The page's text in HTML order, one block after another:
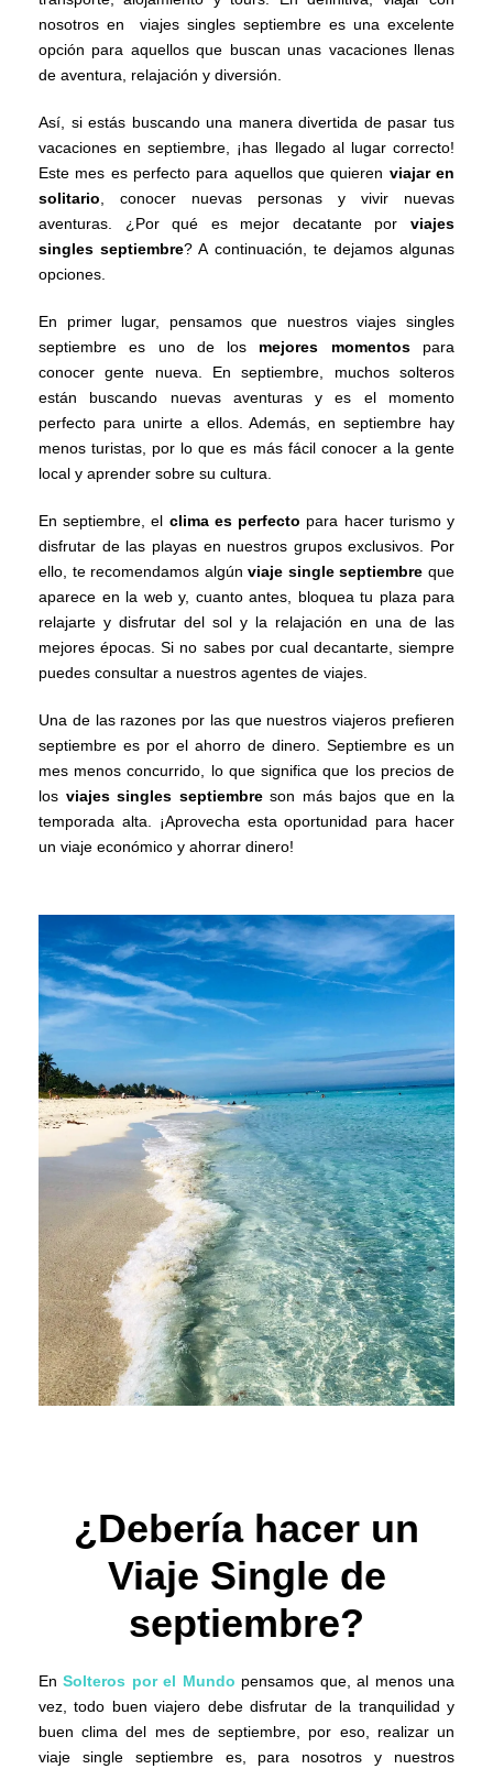
nosotros en viajes singles septiembre es una excelente
opción para aquellos que buscan unas vacaciones llenas
de aventura, relajación y diversión.
Así, si estás buscando una manera divertida de pasar tus
vacaciones en septiembre, ¡has llegado al lugar correcto!
Este mes es perfecto para aquellos que quieren viajar en
solitario , conocer nuevas personas y vivir nuevas
aventuras. ¿Por qué es mejor decatante por viajes
singles septiembre? A continuación, te dejamos algunas
opciones.
En primer lugar, pensamos que nuestros viajes singles
septiembre es uno de los mejores momentospara
conocer gente nueva. En septiembre, muchos solteros
están buscando nuevas aventuras y es el momento
perfecto para unirte a ellos. Además, en septiembre hay
menos turistas, por lo que es más fácil conocer a la gente
local y aprender sobre su cultura.
En septiembre, el clima es perfecto para hacer turismo y
disfrutar de las playas en nuestros grupos exclusivos. Por
ello, te recomendamos algúnviaje single septiembre que
aparece en la web y, cuanto antes, bloquea tu plaza para
relajarte y disfrutar del sol y la relajación en una de las
mejores épocas. Si no sabes por cual decantarte, siempre
puedes consultar a nuestros agentes de viajes.
Una de las razones por las que nuestros viajeros prefieren
septiembre es por el ahorro de dinero. Septiembre es un
mes menos concurrido, lo que significa que los precios de
los viajes singles septiembreson más bajos que en la
temporada alta. ¡Aprovecha esta oportunidad para hacer
un viaje económico y ahorrar dinero!
¿Debería hacer un
Viaje Single de
septiembre?
EnSolteros por el Mundo pensamos que, al menos una
vez, todo buen viajero debe disfrutar de la tranquilidad y
buen clima del mes de septiembre, por eso, realizar un
viaje single septiembre es, para nosotros y nuestros